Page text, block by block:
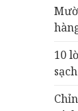
10
sạch